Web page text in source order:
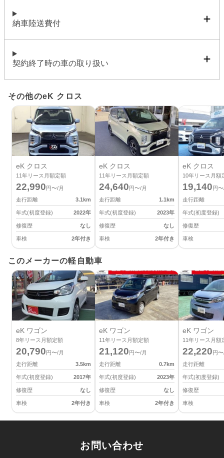
納車陸送費付
契約終了時の車の取り扱い
その他のeK クロス
eK クロス
11年リース月額定額
22,990円〜/月
走行距離
3.1km
年式(初度登録) 2022年
修復歴 なし
車検 2年付き
eK クロス
11年リース月額定額
24,640円〜/月
走行距離
1.1km
年式(初度登録) 2023年
修復歴 なし
車検 2年付き
eK クロス
10年リース月額
19,140円
走行距離
年式(初度登録)
修復歴
車検
このメーカーの軽自動車
eK ワゴン
8年リース月額定額
20,790円〜/月
走行距離
3.5km
年式(初度登録) 2017年
修復歴 なし
車検 2年付き
eK ワゴン
11年リース月額定額
21,120円〜/月
走行距離
0.7km
年式(初度登録) 2023年
修復歴 なし
車検 2年付き
eK ワゴン
11年リース月額
22,220円
走行距離
年式(初度登録)
修復歴
車検
お問い合わせ